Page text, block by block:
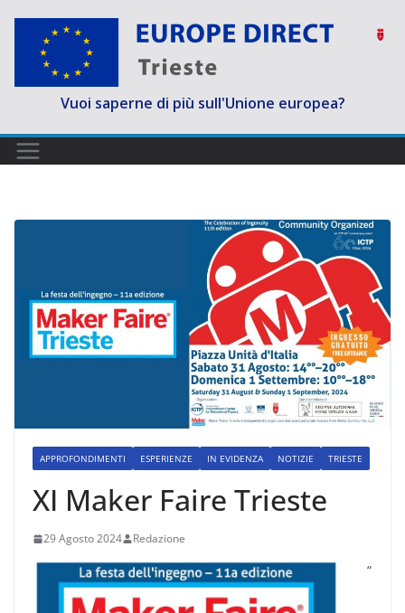
contenuto
Vuoi saperne di più sull'Unione europea?
APPROFONDIMENTI ESPERIENZE IN EVIDENZA NOTIZIE TRIESTE
XI Maker Faire Trieste
29 Agosto 2024 Redazione
“